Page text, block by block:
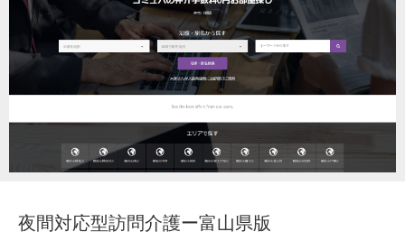
夜間対応型訪問介護ー富山県版
訪問＋通い＋宿泊
施設
地域密着型小規模施設
住宅改修